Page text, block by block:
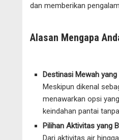
dan memberikan
Alasan Mengapa
Destinasi Mewah
Meskipun dikenal
menawarkan opsi
keindahan pantai
Pilihan Aktivitas yang
Dari aktivitas air